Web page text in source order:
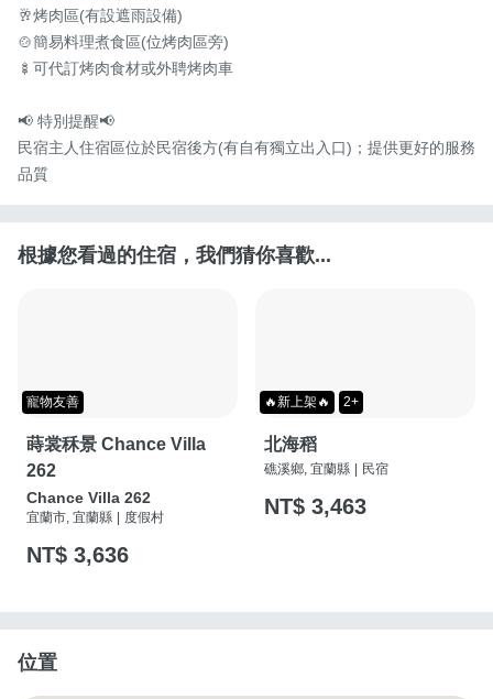
🥂烤肉區(有設遮雨設備)
🍲簡易料理煮食區(位烤肉區旁)
🍢可代訂烤肉食材或外聘烤肉車
📢 特別提醒📢
民宿主人住宿區位於民宿後方(有自有獨立出入口)；提供更好的服務
品質
根據您看過的住宿，我們猜你喜歡...
寵物友善
蒔裳秝景 Chance Villa
262
Chance Villa 262
宜蘭市, 宜蘭縣 度假村
NT$ 3,636
🔥新上架🔥 2+
北海稻
礁溪鄉, 宜蘭縣 民宿
NT$ 3,463
位置